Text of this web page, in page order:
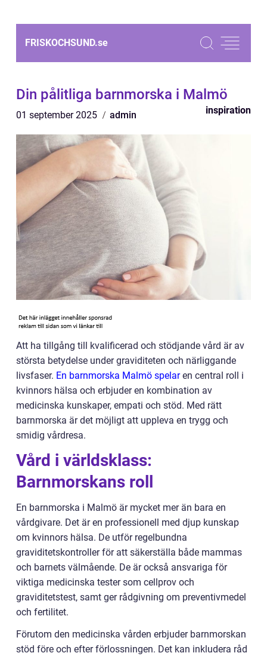
FRISKOCHSUND.se
Din pålitliga barnmorska i Malmö
01 september 2025 admin inspiration
Att ha tillgång till kvalificerad och stödjande vård är av
största betydelse under graviditeten och närliggande
livsfaser. En barnmorska Malmö spelaren central roll i
kvinnors hälsa och erbjuder en kombination av
medicinska kunskaper, empati och stöd. Med rätt
barnmorska är det möjligt att uppleva en trygg och
smidig vårdresa.
Vård i världsklass:
Barnmorskans roll
En barnmorska i Malmö är mycket mer än bara en
vårdgivare. Det är en professionell med djup kunskap
om kvinnors hälsa. De utför regelbundna
graviditetskontroller för att säkerställa både mammas
och barnets välmående. De är också ansvariga för
viktiga medicinska tester som cellprov och
graviditetstest, samt ger rådgivning om preventivmedel
och fertilitet.
Förutom den medicinska vården erbjuder barnmorskan
stöd före och efter förlossningen. Det kan inkludera råd